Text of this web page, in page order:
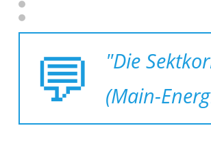
"Die
(Main-